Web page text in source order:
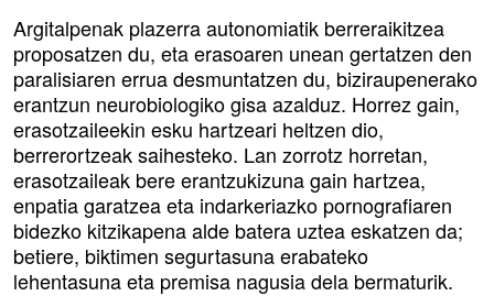
Argitalpenak plazerra autonomiatik berreraikitzea
proposatzen du, eta erasoaren unean gertatzen den
paralisiaren errua desmuntatzen du, biziraupenerako
erantzun neurobiologiko gisa azalduz. Horrez gain,
erasotzaileekin esku hartzeari heltzen dio,
berrerortzeak saihesteko. Lan zorrotz horretan,
erasotzaileak bere erantzukizuna gain hartzea,
enpatia garatzea eta indarkeriazko pornografiaren
bidezko kitzikapena alde batera uztea eskatzen da;
betiere, biktimen segurtasuna erabateko
lehentasuna eta premisa nagusia dela bermaturik.